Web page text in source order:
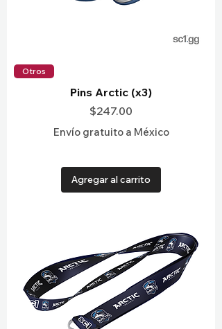
Otros
Pins Arctic (x3)
Precio
$247.00
Envío gratuito a México
Agregar al carrito